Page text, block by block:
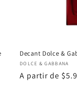
Decant Dolce &
Proveedor:
DOLCE & GABBANA
Precio
A partir de